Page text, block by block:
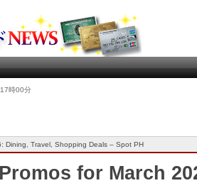
時00分
Dining, Travel, Shopping Deals – Spot PH
for March